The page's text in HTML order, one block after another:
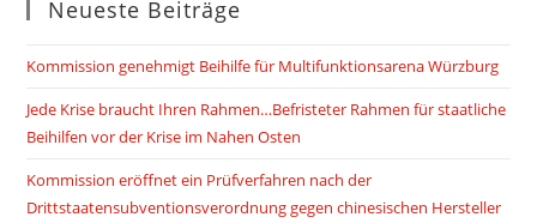
Neueste Beiträge
Kommission genehmigt Beihilfe für Multifunktionsarena Würzburg
Jede Krise braucht Ihren Rahmen…Befristeter Rahmen für staatliche
Beihilfen vor der Krise im Nahen Osten
Kommission eröffnet ein Prüfverfahren nach der
Drittstaatensubventionsverordnung gegen chinesischen Hersteller